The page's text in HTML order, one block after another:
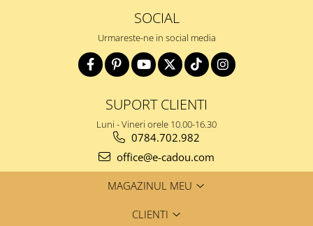
SOCIAL
Urmareste-ne in social media
SUPORT CLIENTI
Luni - Vineri orele 10.00-16.30
0784.702.982
office@e-cadou.com
MAGAZINUL MEU
CLIENTI